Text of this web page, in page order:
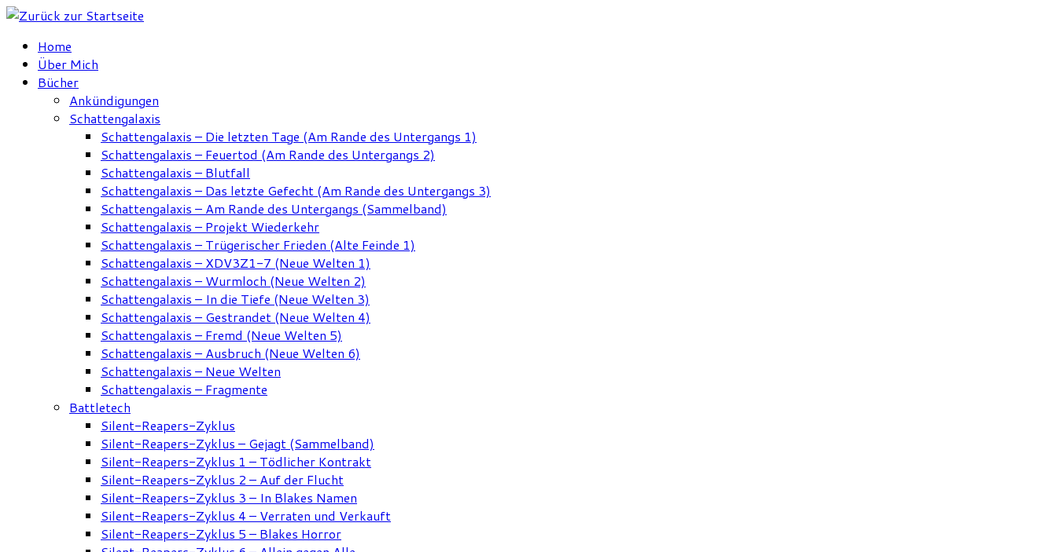
Zum
springenHome
Über Mich
Bücher
Ankündigungen
Schattengalaxis
Schattengalaxis – Die letzten Tage (Am Rande des Untergangs 1)
Schattengalaxis – Feuertod (Am Rande des Untergangs 2)
Schattengalaxis – Blutfall
Schattengalaxis – Das letzte Gefecht (Am Rande des Untergangs 3)
Schattengalaxis – Am Rande des Untergangs (Sammelband)
Schattengalaxis – Projekt Wiederkehr
Schattengalaxis – Trügerischer Frieden (Alte Feinde 1)
Schattengalaxis – XDV3Z1-7 (Neue Welten 1)
Schattengalaxis – Wurmloch (Neue Welten 2)
Schattengalaxis – In die Tiefe (Neue Welten 3)
Schattengalaxis – Gestrandet (Neue Welten 4)
Schattengalaxis – Fremd (Neue Welten 5)
Schattengalaxis – Ausbruch (Neue Welten 6)
Schattengalaxis – Neue Welten
Schattengalaxis – Fragmente
Battletech
Silent-Reapers-Zyklus
Silent-Reapers-Zyklus – Gejagt (Sammelband)
Silent-Reapers-Zyklus 1 – Tödlicher Kontrakt
Silent-Reapers-Zyklus 2 – Auf der Flucht
Silent-Reapers-Zyklus 3 – In Blakes Namen
Silent-Reapers-Zyklus 4 – Verraten und Verkauft
Silent-Reapers-Zyklus 5 – Blakes Horror